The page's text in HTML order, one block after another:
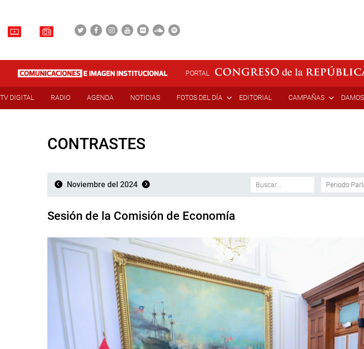
PORTAL
TV DIGITAL RADIO AGENDA NOTICIAS FOTOS DEL DÍA EDITORIAL CAMPAÑAS
CONTRASTES
Noviembre del 2024
Sesión de la Comisión de Economía